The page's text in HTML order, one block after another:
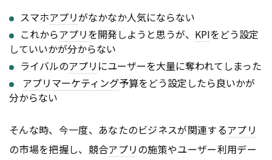
スマホアプリがなかなか人気にならない
これからアプリを開発しようと思うが、 KPIをどう設定
していいかが分からない
ライバルのアプリ にユーザーを大量に奪われてしまった
アプリマーケティング予算をどう設定したら良いかが
分からない
そんな時、今一度、あなたのビジネスが関連するアプリ
の市場を把握し、競合アプリの施策やユーザー利用デー